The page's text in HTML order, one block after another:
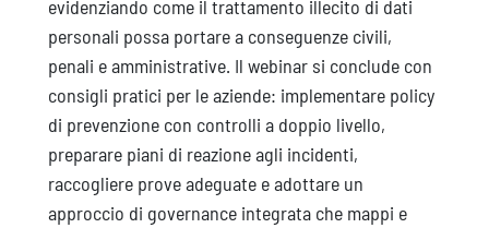
evidenziando come il trattamento illecito di dati
personali possa portare a conseguenze civili,
penali e amministrative. Il webinar si conclude con
consigli pratici per le aziende: implementare policy
di prevenzione con controlli a doppio livello,
preparare piani di reazione agli incidenti,
raccogliere prove adeguate e adottare un
approccio di governance integrata che mappi e